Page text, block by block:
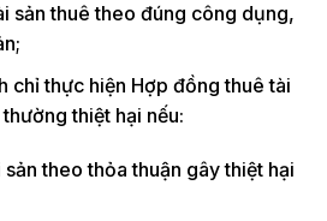
sản thuê theo đúng công dụng,
chỉ thực hiện Hợp đồng thuê tài
thiệt hại nếu:
theo thỏa thuận gây thiệt hại